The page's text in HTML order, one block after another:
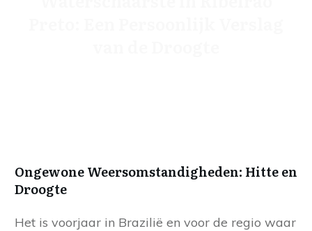
Ongewone Weersomstandigheden: Hitte en
Droogte
Het is voorjaar in Brazilië en voor de regio waar